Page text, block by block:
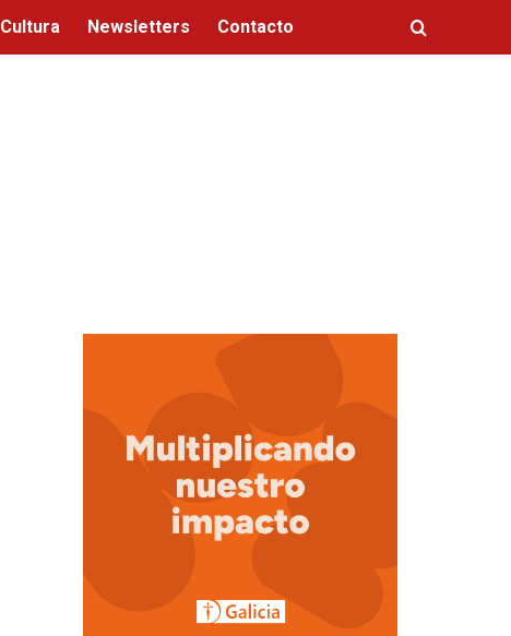
Cultura Newsletters Contacto